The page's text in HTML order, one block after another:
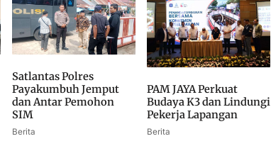
Satlantas Polres
Payakumbuh Jemput
dan Antar Pemohon
SIM
Berita
PAM JAYA Perkuat
Budaya K3 dan Lindungi
Pekerja Lapangan
Berita